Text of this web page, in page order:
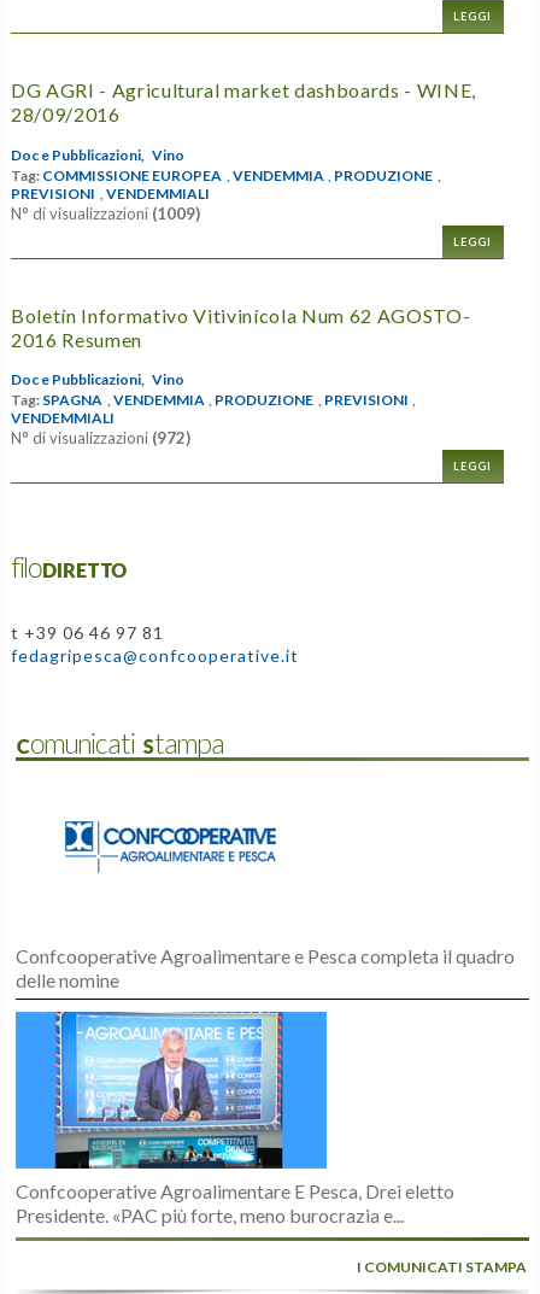
LEGGI
DG AGRI - Agricultural market dashboards - WINE,
28/09/2016
Doc e Pubblicazioni, Vino
Tag: COMMISSIONE EUROPEA VENDEMMIA PRODUZIONE
PREVISIONI
VENDEMMIALI
N° di visualizzazioni (1009)
LEGGI
Boletín Informativo Vitivinícola Num 62 AGOSTO-
2016 Resumen
Doc e Pubblicazioni, Vino
Tag: SPAGNA VENDEMMIA PRODUZIONE PREVISIONI
VENDEMMIALI
N° di visualizzazioni (972)
LEGGI
filoDIRETTO
t +39 06 46 97 81
fedagripesca@confcooperative.it
Comunicati Stampa
Confcooperative Agroalimentare e Pesca completa il quadro
delle nomine
Confcooperative Agroalimentare E Pesca, Drei eletto
Presidente. «PAC più forte, meno burocrazia e...
I COMUNICATI STAMPA